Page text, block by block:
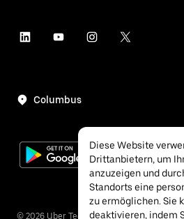
Columbus
© 2026 Uber Technologies Inc.
Diese Website
Drittanbietern, um
anzuzeigen und
Standorts eine
zu ermöglichen. Sie
deaktivieren, indem